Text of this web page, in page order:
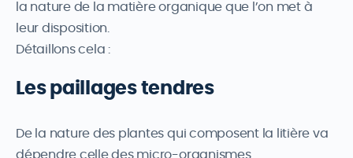
la nature de la matière organique que l’on met à
leur disposition.
Détaillons cela :
Les paillages tendres
De la nature des plantes qui composent la litière va
dépendre celle des micro-organismes